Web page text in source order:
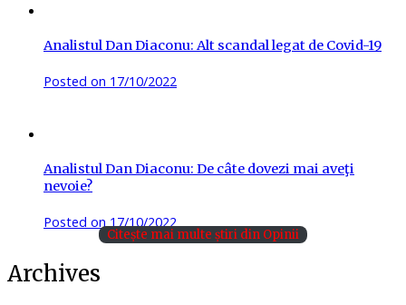
Analistul Dan Diaconu: Alt scandal legat de Covid-19
Posted on 17/10/2022
Analistul Dan Diaconu: De câte dovezi mai aveţi
nevoie?
Posted on 17/10/2022
Citește mai multe știri din Opinii
Archives